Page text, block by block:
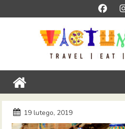
to
19 lutego, 2019